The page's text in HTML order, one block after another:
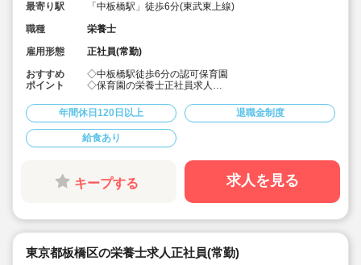
最寄り駅
「中板橋駅」徒歩6分(東武東上線)
職種
栄養士
雇用形態
正社員(常勤)
おすすめ
ポイント
◇中板橋駅徒歩6分の認可保育園
◇保育園の栄養士正社員求人
◇有給休暇は取得率73％と高く、初年度は入社時に3日
間付与されるので安心です！
◇各種研修を無理なく実施し、ブランクある方や未経験
の方も安心！主任・副園長・園長とキャリアアップ可
年間休日120日以上 退職金制度
給食あり
キープする 求人を見る
東京都板橋区の栄養士求人正社員(常勤)